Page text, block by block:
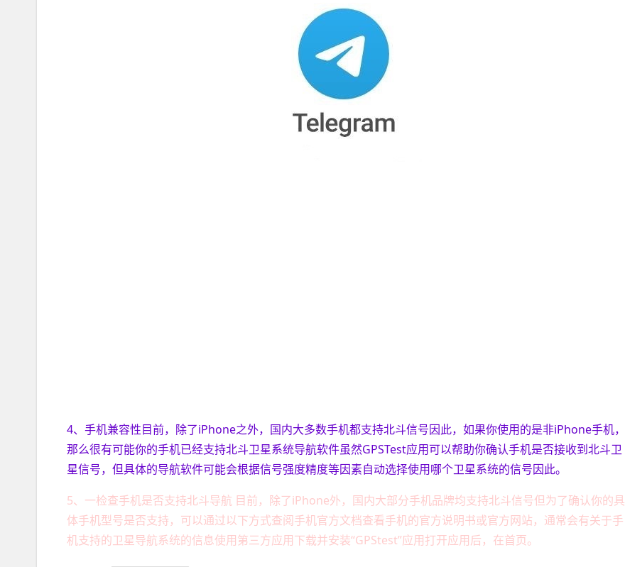
4、手机兼容性目前，除了iPhone之外，国内大多数手机都支持北斗信号因此，如果你使用的是非iPhone手机，
那么很有可能你的手机已经支持北斗卫星系统导航软件虽然GPSTest应用可以帮助你确认手机是否接收到北斗卫
星信号，但具体的导航软件可能会根据信号强度精度等因素自动选择使用哪个卫星系统的信号因此。
5、一检查手机是否支持北斗导航 目前，除了iPhone外，国内大部分手机品牌均支持北斗信号但为了确认你的具
体手机型号是否支持，可以通过以下方式查阅手机官方文档查看手机的官方说明书或官方网站，通常会有关于手
机支持的卫星导航系统的信息使用第三方应用下载并安装“GPStest”应用打开应用后，在首页。